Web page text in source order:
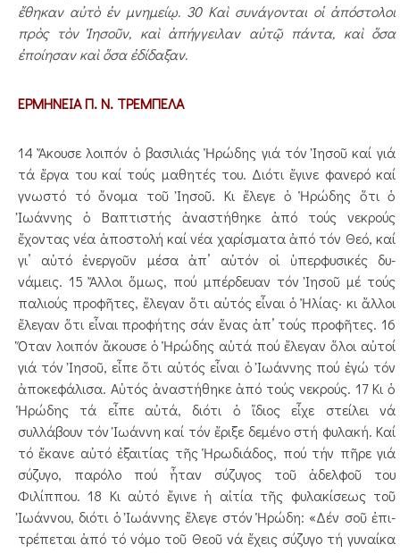
ἔθηκαν αὐτὸ ἐν μνημείῳ. 30 Καὶ συνάγονται οἱ ἀπόστολοι
πρὸς τὸν Ἰησοῦν, καὶ ἀπήγγειλαν αὐτῷ πάν­τα, καὶ ὅσα
ἐποίησαν καὶ ὅ­­­σα ἐδίδαξαν.
ΕΡΜΗΝΕΙΑ Π. Ν. ΤΡΕΜΠΕΛΑ
14 Ἄκουσε λοιπόν ὁ βασιλιάς Ἡρώδης γιά τόν Ἰησοῦ καί γιά
τά ἔργα του καί τούς μαθητές του. Διότι ἔγινε φα­­­νερό καί
γνωστό τό ὄνομα τοῦ Ἰησοῦ. Κι ἔλεγε ὁ Ἡρώδης ὅτι ὁ
Ἰωάννης ὁ Βαπτιστής ἀναστήθηκε ἀπό τούς νεκρούς
ἔχοντας νέα ἀποστολή καί νέα χαρίσματα ἀπό τόν Θε­ό, καί
γι’ αὐτό ἐνεργοῦν μέσα ἀπ’ αὐτόν οἱ ὑπερφυσικές δυ­
νάμεις. 15 Ἄλλοι ὅμως, πού μπέρδευαν τόν Ἰησοῦ μέ τούς
πα­­­λιούς προφῆτες, ἔλεγαν ὅτι αὐτός εἶναι ὁ Ἠλίας· κι ἄλ­λοι
ἔλεγαν ὅτι εἶναι προφήτης σάν ἕνας ἀπ’ τούς προ­φῆτες. 16
Ὅταν λοιπόν ἄκουσε ὁ Ἡρώδης αὐτά πού ἔλεγαν ὅλοι αὐτοί
γιά τόν Ἰησοῦ, εἶπε ὅτι αὐτός εἶναι ὁ Ἰωάννης πού ἐγώ τόν
ἀποκεφάλισα. Αὐτός ἀναστήθηκε ἀπό τούς νεκρούς. 17 Κι ὁ
Ἡρώδης τά εἶπε αὐτά, διότι ὁ ἴδιος εἶχε στείλει νά
συλλάβουν τόν Ἰωάννη καί τόν ἔριξε δεμένο στή φυλακή. Καί
τό ἔκανε αὐτό ἐξαιτίας τῆς Ἡρωδιάδος, πού τήν πῆρε γιά
σύζυγο, παρόλο πού ἦταν σύζυγος τοῦ ἀδελφοῦ του
Φιλίππου. 18 Κι αὐτό ἔγινε ἡ αἰτία τῆς φυλακίσεως τοῦ
Ἰωάννου, διότι ὁ Ἰωάννης ἔλεγε στόν Ἡρώδη: «Δέν σοῦ ἐπι­
τρέ­πε­ται ἀπό τό νόμο τοῦ Θεοῦ νά ἔχεις σύζυγο τή γυναίκα